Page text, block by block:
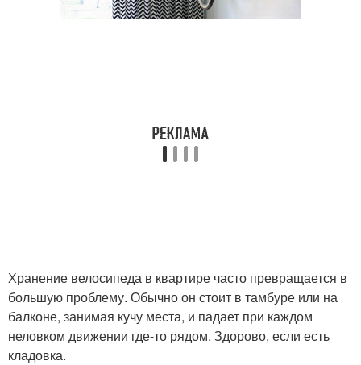
Хранение велосипеда в квартире часто превращается в
большую проблему. Обычно он стоит в тамбуре или на
балконе, занимая кучу места, и падает при каждом
неловком движении где-то рядом. Здорово, если есть
кладовка.